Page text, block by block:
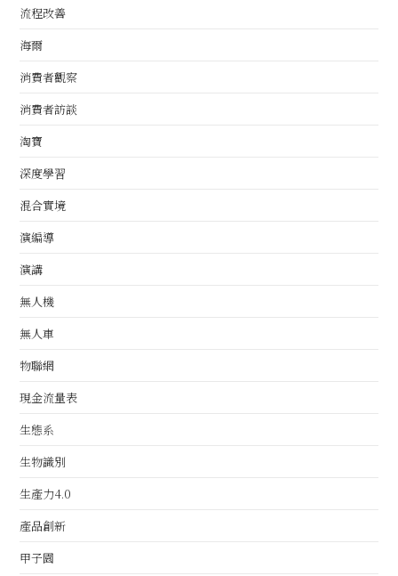
流程改善
海爾
消費者觀察
消費者訪談
淘寶
深度學習
混合實境
演編導
演講
無人機
無人車
物聯網
現金流量表
生態系
生物識別
生產力4.0
產品創新
甲子園